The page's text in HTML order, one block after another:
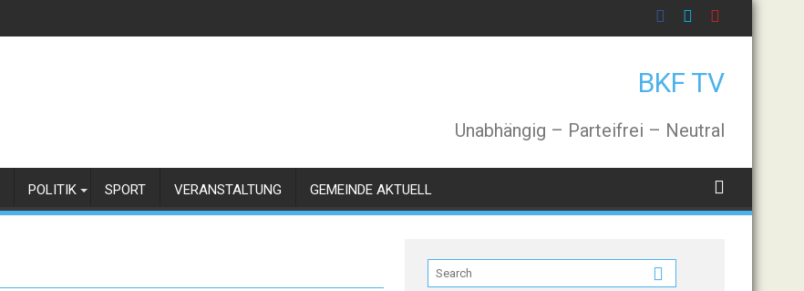
BKF TV
Unabhängig – Parteifrei – Neutral
POLITIK SPORT VERANSTALTUNG GEMEINDE AKTUELL